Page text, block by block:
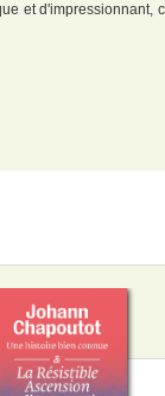
et d'impressionnant,